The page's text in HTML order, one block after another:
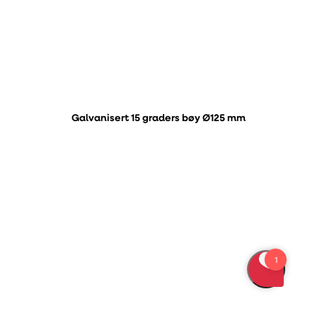
Galvanisert 15 graders bøy Ø125 mm